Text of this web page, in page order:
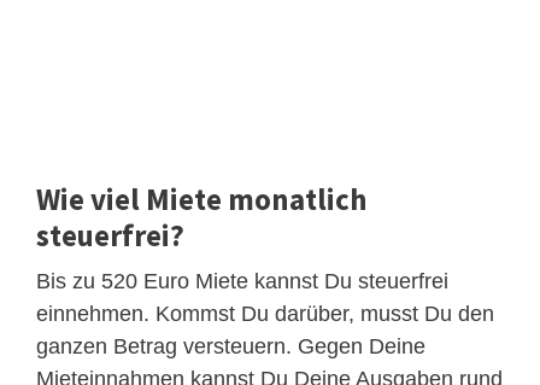
Wie viel Miete monatlich
steuerfrei?
Bis zu 520 Euro Miete kannst Du steuerfrei
einnehmen. Kommst Du darüber, musst Du den
ganzen Betrag versteuern. Gegen Deine
Mieteinnahmen kannst Du Deine Ausgaben rund